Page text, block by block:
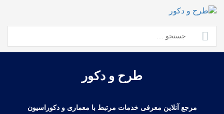
Skip
content
جستجو
برای:
طرح و دکور
مرجع آنلاین معرفی خدمات مرتبط با معماری و دکوراسیون